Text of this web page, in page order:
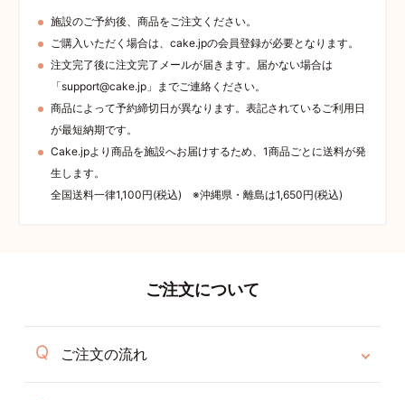
施設のご予約後、商品をご注文ください。
ご購入いただく場合は、cake.jpの会員登録が必要となります。
注文完了後に注文完了メールが届きます。届かない場合は
「support@cake.jp」までご連絡ください。
商品によって予約締切日が異なります。表記されているご利用日
が最短納期です。
Cake.jpより商品を施設へお届けするため、1商品ごとに送料が発
生します。
全国送料一律1,100円(税込) ※沖縄県・離島は1,650円(税込)
ご注文について
ご注文の流れ